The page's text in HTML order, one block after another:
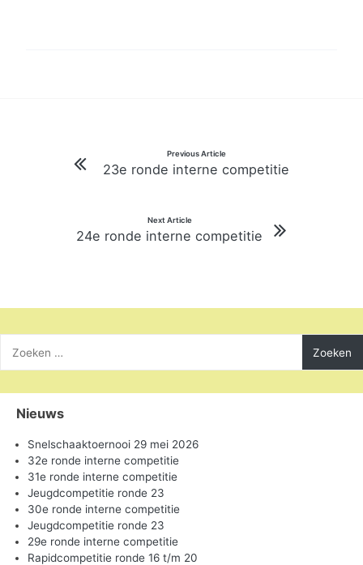
navigatie
Previous Article
23e ronde interne competitie
Next Article
24e ronde interne competitie
naar:
Nieuws
Snelschaaktoernooi 29 mei 2026
32e ronde interne competitie
31e ronde interne competitie
Jeugdcompetitie ronde 23
30e ronde interne competitie
Jeugdcompetitie ronde 23
29e ronde interne competitie
Rapidcompetitie ronde 16 t/m 20